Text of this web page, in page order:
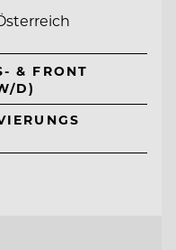
& FRONT
D)